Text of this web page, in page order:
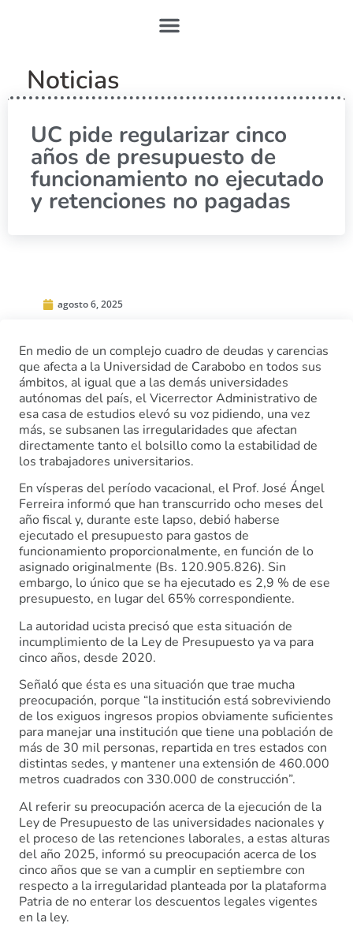
Noticias
UC pide regularizar cinco
años de presupuesto de
funcionamiento no ejecutado
y retenciones no pagadas
agosto 6, 2025
En medio de un complejo cuadro de deudas y carencias
que afecta a la Universidad de Carabobo en todos sus
ámbitos, al igual que a las demás universidades
autónomas del país, el Vicerrector Administrativo de
esa casa de estudios elevó su voz pidiendo, una vez
más, se subsanen las irregularidades que afectan
directamente tanto el bolsillo como la estabilidad de
los trabajadores universitarios.
En vísperas del período vacacional, el Prof. José Ángel
Ferreira informó que han transcurrido ocho meses del
año fiscal y, durante este lapso, debió haberse
ejecutado el presupuesto para gastos de
funcionamiento proporcionalmente, en función de lo
asignado originalmente (Bs. 120.905.826). Sin
embargo, lo único que se ha ejecutado es 2,9 % de ese
presupuesto, en lugar del 65% correspondiente.
La autoridad ucista precisó que esta situación de
incumplimiento de la Ley de Presupuesto ya va para
cinco años, desde 2020.
Señaló que ésta es una situación que trae mucha
preocupación, porque “la institución está sobreviviendo
de los exiguos ingresos propios obviamente suficientes
para manejar una institución que tiene una población de
más de 30 mil personas, repartida en tres estados con
distintas sedes, y mantener una extensión de 460.000
metros cuadrados con 330.000 de construcción”.
Al referir su preocupación acerca de la ejecución de la
Ley de Presupuesto de las universidades nacionales y
el proceso de las retenciones laborales, a estas alturas
del año 2025, informó su preocupación acerca de los
cinco años que se van a cumplir en septiembre con
respecto a la irregularidad planteada por la plataforma
Patria de no enterar los descuentos legales vigentes
en la ley.